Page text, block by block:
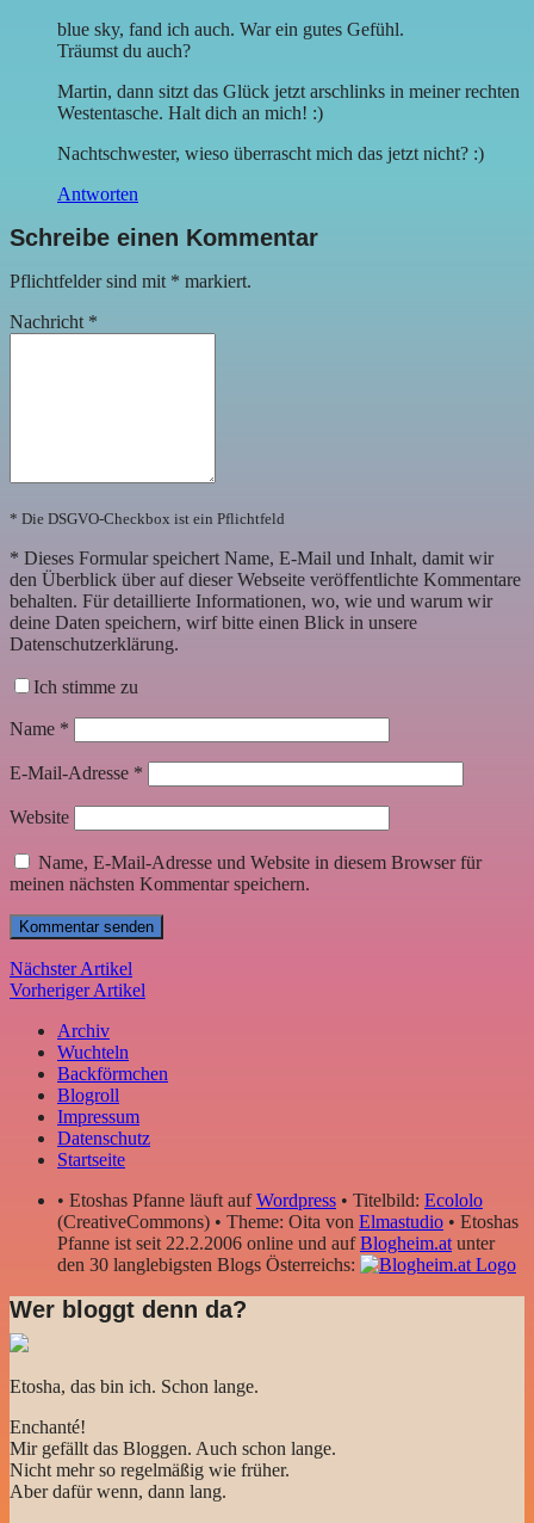
blue sky, fand ich auch. War ein gutes Gefühl.
Träumst du auch?
Martin, dann sitzt das Glück jetzt arschlinks in meiner rechten
Westentasche. Halt dich an mich! :)
Nachtschwester, wieso überrascht mich das jetzt nicht? :)
Antworten
Schreibe einen Kommentar
Pflichtfelder sind mit * markiert.
Nachricht *
* Die DSGVO-Checkbox ist ein Pflichtfeld
* Dieses Formular speichert Name, E-Mail und Inhalt, damit wir
den Überblick über auf dieser Webseite veröffentlichte Kommentare
behalten. Für detaillierte Informationen, wo, wie und warum wir
deine Daten speichern, wirf bitte einen Blick in unsere
Datenschutzerklärung.
Ich stimme zu
Name *
E-Mail-Adresse *
Website
Name, E-Mail-Adresse und Website in diesem Browser für
meinen nächsten Kommentar speichern.
Nächster Artikel
Vorheriger Artikel
Archiv
Wuchteln
Backförmchen
Blogroll
Impressum
Datenschutz
Startseite
• Etoshas Pfanne läuft aufWordpress • Titelbild: Ecololo
(CreativeCommons) • Theme: Oita von Elmastudio • Etoshas
Pfanne ist seit 22.2.2006 online und aufBlogheim.atunter
den 30 langlebigsten Blogs Österreichs:
Wer bloggt denn da?
Etosha, das bin ich. Schon lange.
Enchanté!
Mir gefällt das Bloggen. Auch schon lange.
Nicht mehr so regelmäßig wie früher.
Aber dafür wenn, dann lang.